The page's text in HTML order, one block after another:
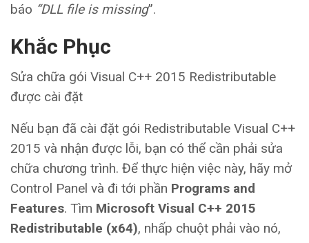
báo “DLL file is missing”.
Khắc Phục
Sửa chữa gói Visual C++ 2015 Redistributable
được cài đặt
Nếu bạn đã cài đặt gói Redistributable Visual C++
2015 và nhận được lỗi, bạn có thể cần phải sửa
chữa chương trình. Để thực hiện việc này, hãy mở
Control Panel và đi tới phần Programs and
Features. Tìm Microsoft Visual C++ 2015
Redistributable (x64), nhấp chuột phải vào nó,